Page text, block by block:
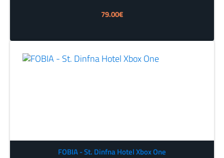
79.00€
FOBIA - St. Dinfna Hotel Xbox One